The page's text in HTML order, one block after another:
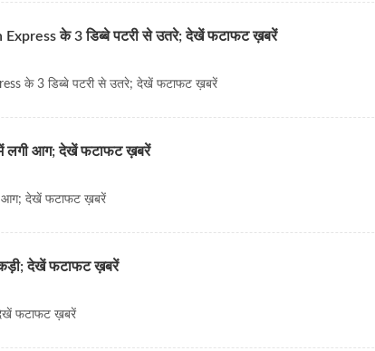
के 3 डिब्बे पटरी से उतरे; देखें फटाफट ख़बरें
के 3 डिब्बे पटरी से उतरे; देखें फटाफट ख़बरें
में लगी आग; देखें फटाफट ख़बरें
आग; देखें फटाफट ख़बरें
देखें फटाफट ख़बरें
देखें फटाफट ख़बरें